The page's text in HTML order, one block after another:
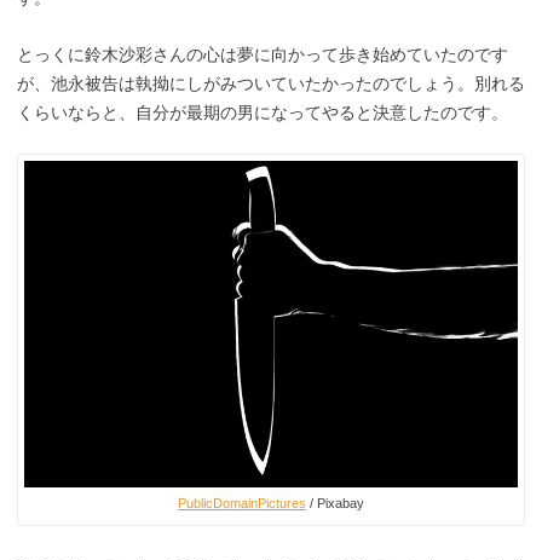
とっくに鈴木沙彩さんの心は夢に向かって歩き始めていたのです
が、池永被告は執拗にしがみついていたかったのでしょう。別れる
くらいならと、自分が最期の男になってやると決意したのです。
PublicDomainPictures / Pixabay